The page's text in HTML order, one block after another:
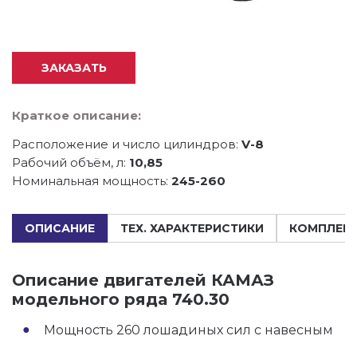
ЗАКАЗАТЬ
Краткое описание:
Расположение и число цилиндров: V-8
Рабочий объём, л: 10,85
Номинальная мощность: 245-260
ОПИСАНИЕ ТЕХ. ХАРАКТЕРИСТИКИ
Описание двигателей КАМАЗ
модельного ряда 740.30
Мощность 260 лошадиных сил с навесным